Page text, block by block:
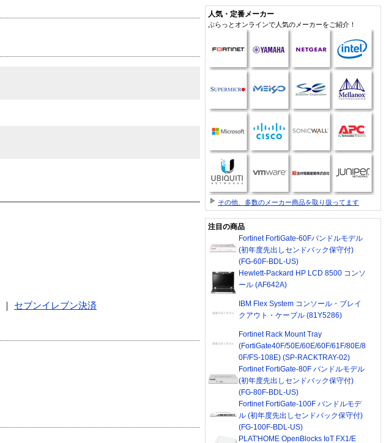
セブンイレブン決済
人気・定番メーカー
ぷらっとオンラインで人気のメーカーをご紹介！
その他、多数のメーカー商品を取り扱ってます
注目の商品
Fortinet FortiGate-60Fバンドルモデル
(初年度先出しセンドバック保守付)
(FG-60F-BDL-US)
Hewlett-Packard HP LCD 8500 コンソ
ール (AF642A)
IBM Flex System コンソール・ブレイ
クアウト・ケーブル (81Y5286)
Fortinet Rack Mount Tray
(FortiGate40F/50E/60E/60F/61F/80E/8
0F/FS-108E) (SP-RACKTRAY-02)
Fortinet FortiGate-80F バンドルモデル
(初年度先出しセンドバック保守付)
(FG-80F-BDL-US)
Fortinet FortiGate-100F バンドルモデ
ル (初年度先出しセンドバック保守付)
(FG-100F-BDL-US)
PLAT'HOME OpenBlocks IoT FX1/E